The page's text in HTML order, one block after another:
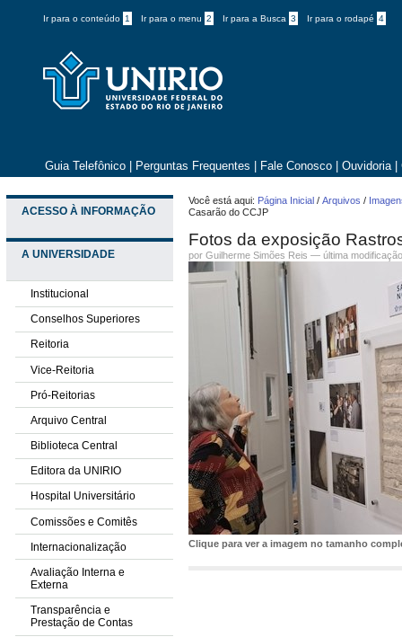
Ir para o conteúdo 1 Ir para o menu 2 Ir para a Busca 3 Ir para o rodapé 4
Guia Telefônico Perguntas Frequentes Fale Conosco Ouvidoria
ACESSO À INFORMAÇÃO
A UNIVERSIDADE
Institucional
Conselhos Superiores
Reitoria
Vice-Reitoria
Pró-Reitorias
Arquivo Central
Biblioteca Central
Editora da UNIRIO
Hospital Universitário
Comissões e Comitês
Internacionalização
Avaliação Interna e
Externa
Transparência e
Prestação de Contas
Você está aqui: Página Inicial /Arquivos /
Casarão do CCJP
Fotos da exposição
porGuilherme Simões Reis —última
Clique para ver a imagem no tamanho